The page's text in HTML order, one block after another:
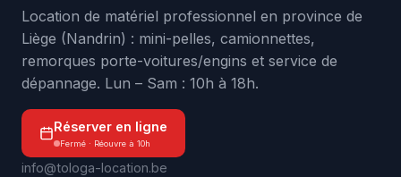
Location de matériel professionnel en province de
Liège (Nandrin) : mini-pelles, camionnettes,
remorques porte-voitures/engins et service de
dépannage. Lun – Sam : 10h à 18h.
Réserver en ligne
Fermé · Réouvre à 10h
info@tologa-location.be